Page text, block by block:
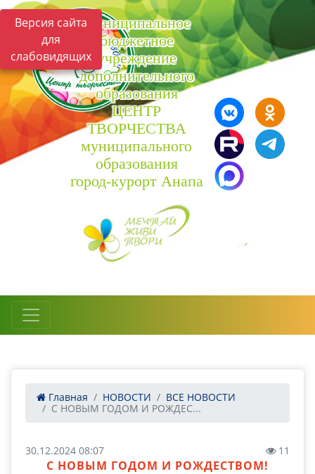
Версия сайта
для
слабовидящих
Муниципальное
бюджетное
учреждение
дополнительного
образования
ЦЕНТР
ТВОРЧЕСТВА
муниципального
образования
город-курорт Анапа
Главная НОВОСТИ
ВСЕ НОВОСТИ
С НОВЫМ ГОДОМ И РОЖДЕС...
30.12.2024 08:07 11
С НОВЫМ ГОДОМ И РОЖДЕСТВОМ!